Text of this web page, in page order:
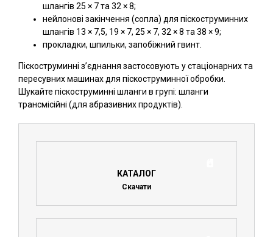
шлангів 25 × 7 та 32 × 8;
нейлонові закінчення (сопла) для піскоструминних
шлангів 13 × 7,5, 19 × 7, 25 × 7, 32 × 8 та 38 × 9;
прокладки, шпильки, запобіжний гвинт.
Піскоструминні з’єднання застосовують у стаціонарних та
пересувних машинах для піскоструминної обробки.
Шукайте піскоструминні шланги в групі: шланги
трансмісійні (для абразивних продуктів).
КАТАЛОГ
Скачати